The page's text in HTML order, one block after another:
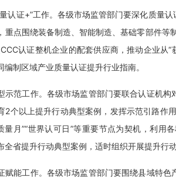
量认证+”工作。各级市场监管部门要深化质量
重点围绕装备制造、智能制造、基础零部件
认证整机企业的配套供应商，推动企业从
编制区域产业质量认证提升行业指南。
示范工作。各级市场监管部门要联合认证机
2个以上提升行动典型案例，发挥示范引路
量月”“世界认可日”等重要节点为契机，利
全省提升行动典型案例，适时组织开展提升行
赋能工作。各级市场监管部门要围绕县域特